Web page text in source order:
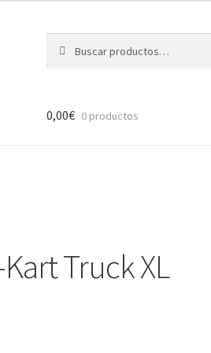
por:
0,00€ 0 productos
Truck XL